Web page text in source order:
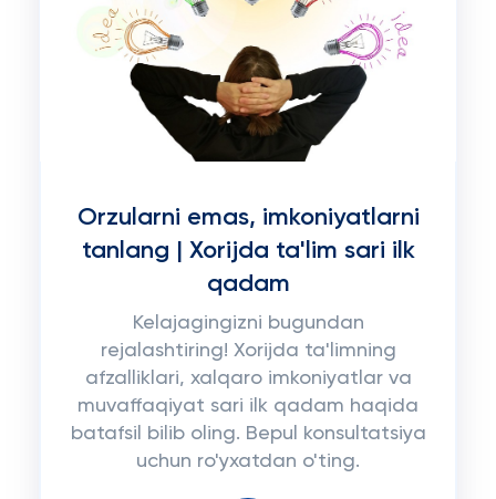
Orzularni emas, imkoniyatlarni
tanlang | Xorijda ta'lim sari ilk
qadam
Kelajagingizni bugundan
rejalashtiring! Xorijda ta'limning
afzalliklari, xalqaro imkoniyatlar va
muvaffaqiyat sari ilk qadam haqida
batafsil bilib oling. Bepul konsultatsiya
uchun ro'yxatdan o'ting.